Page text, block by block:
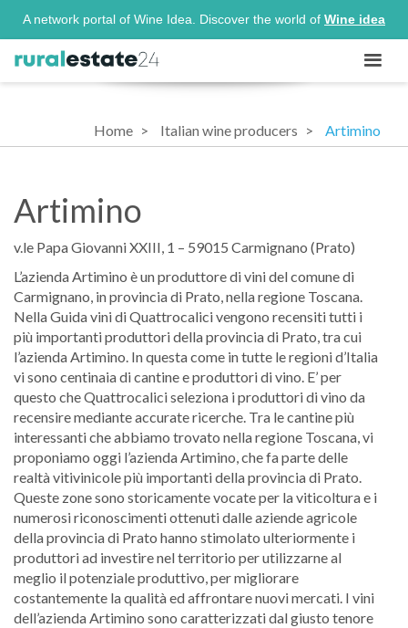
A network portal of Wine Idea. Discover the world of Wine idea
Home Italian wine producers Artimino
Artimino
v.le Papa Giovanni XXIII, 1 – 59015 Carmignano (Prato)
L’azienda Artimino è un produttore di vini del comune di
Carmignano, in provincia di Prato, nella regione Toscana.
Nella Guida vini di Quattrocalici vengono recensiti tutti i
più importanti produttori della provincia di Prato, tra cui
l’azienda Artimino. In questa come in tutte le regioni d’Italia
vi sono centinaia di cantine e produttori di vino. E’ per
questo che Quattrocalici seleziona i produttori di vino da
recensire mediante accurate ricerche. Tra le cantine più
interessanti che abbiamo trovato nella regione Toscana, vi
proponiamo oggi l’azienda Artimino, che fa parte delle
realtà vitivinicole più importanti della provincia di Prato.
Queste zone sono storicamente vocate per la viticoltura e i
numerosi riconoscimenti ottenuti dalle aziende agricole
della provincia di Prato hanno stimolato ulteriormente i
produttori ad investire nel territorio per utilizzarne al
meglio il potenziale produttivo, per migliorare
costantemente la qualità ed affrontare nuovi mercati. I vini
dell’azienda Artimino sono caratterizzati dal giusto tenore